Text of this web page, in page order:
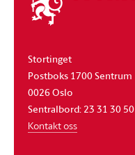
stortinget
Stortinget
Postboks 1700 Sentrum
0026 Oslo
Sentralbord: 23 31 30 50
Kontakt oss